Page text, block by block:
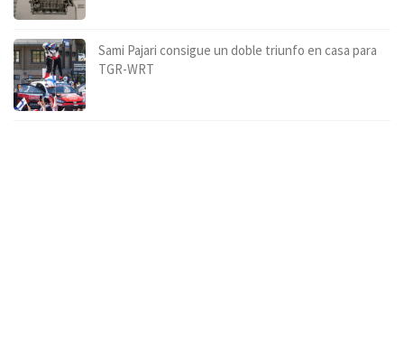
Sami Pajari consigue un doble triunfo en casa para
TGR-WRT